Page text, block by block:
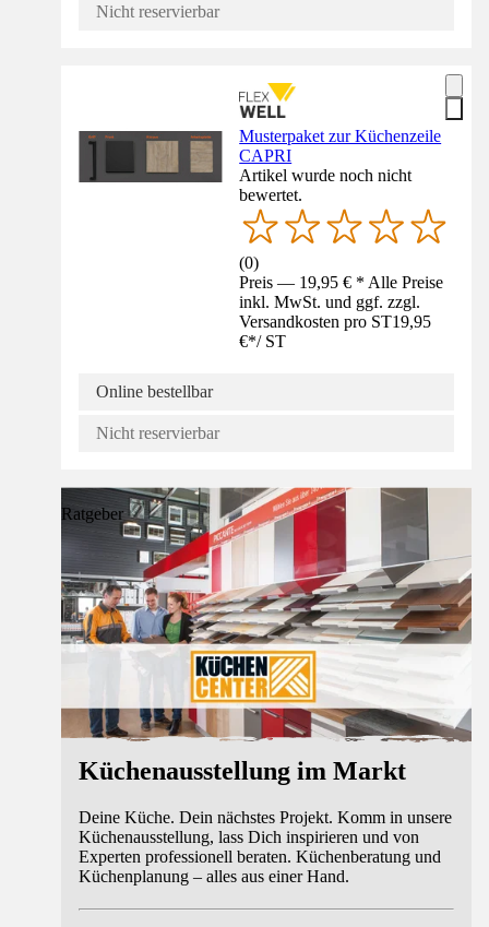
Nicht reservierbar
Musterpaket zur Küchenzeile
CAPRI
Artikel wurde noch nicht
bewertet.
(0)
Preis — 19,95 € * Alle Preise
inkl. MwSt. und ggf. zzgl.
Versandkosten pro ST19,95
€*/ ST
Online bestellbar
Nicht reservierbar
Ratgeber
Küchenausstellung im Markt
Deine Küche. Dein nächstes Projekt. Komm in unsere
Küchenausstellung, lass Dich inspirieren und von
Experten professionell beraten. Küchenberatung und
Küchenplanung – alles aus einer Hand.